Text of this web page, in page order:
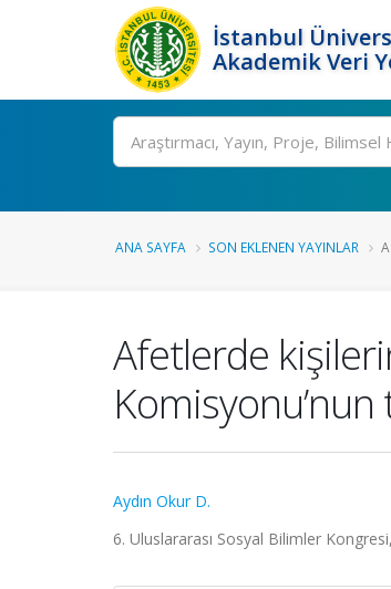
İstanbul
Akademik Veri
Ara
ANA SAYFA SON EKLENEN YAYINLAR
Afetlerde
Aydın Okur D.
6. Uluslararası Sosyal Bilimler